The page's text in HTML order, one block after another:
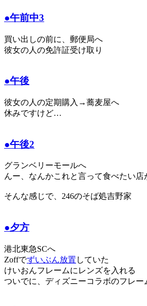
●午前中3
買い出しの前に、郵便局へ
彼女の人の免許証受け取り
●午後
彼女の人の定期購入→蕎麦屋へ
休みですけど…
●午後2
グランベリーモールへ
んー、なんかこれと言って食べたい店
そんな感じで、246のそば処吉野家
●夕方
港北東急SCへ
Zoffでずいぶん放置 していた
けいおんフレームにレンズを入れる
ついでに、ディズニーコラボのフレー